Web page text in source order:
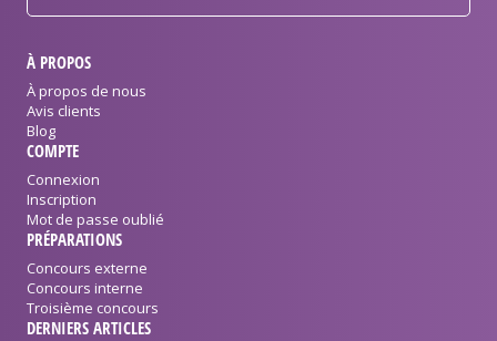
À PROPOS
À propos de nous
Avis clients
Blog
COMPTE
Connexion
Inscription
Mot de passe oublié
PRÉPARATIONS
Concours externe
Concours interne
Troisième concours
DERNIERS ARTICLES